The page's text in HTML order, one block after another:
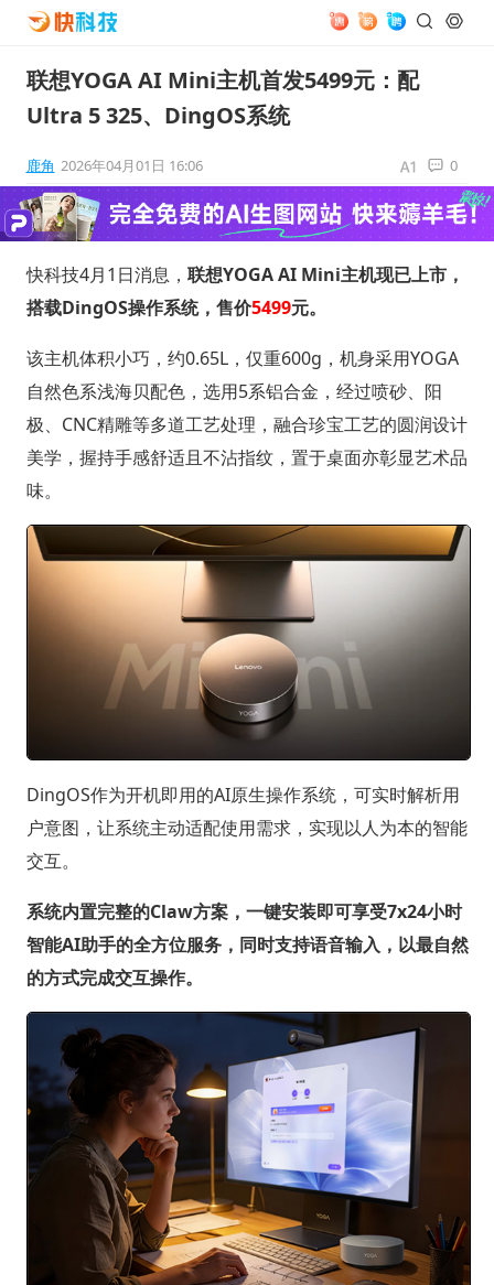
联想YOGA AI Mini主机首发5499元：配
Ultra 5 325、DingOS系统
鹿角 2026年04月01日 16:06 0
快科技4月1日消息， 联想YOGA AI Mini主机现已上市，
搭载DingOS操作系统，售价5499元。
该主机体积小巧，约0.65L，仅重600g，机身采用YOGA
自然色系浅海贝配色，选用5系铝合金，经过喷砂、阳
极、CNC精雕等多道工艺处理，融合珍宝工艺的圆润设计
美学，握持手感舒适且不沾指纹，置于桌面亦彰显艺术品
味。
DingOS作为开机即用的AI原生操作系统，可实时解析用
户意图，让系统主动适配使用需求，实现以人为本的智能
交互。
系统内置完整的Claw方案，一键安装即可享受7x24小时
智能AI助手的全方位服务，同时支持语音输入，以最自然
的方式完成交互操作。